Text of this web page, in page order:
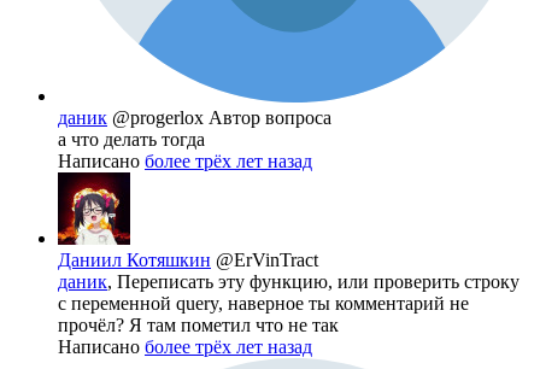
даник @progerlox Автор вопроса
а что делать тогда
Написано более трёх лет назад
Даниил Котяшкин @ErVinTract
даник, Переписать эту функцию, или проверить строку
с переменной query, наверное ты комментарий не
прочёл? Я там пометил что не так
Написано более трёх лет назад